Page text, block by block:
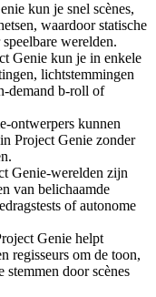
kun je snel scènes,
waardoor statische
werelden.
Genie kun je in enkele
lichtstemmingen
demand b-roll of
ontwerpers kunnen
Project Genie zonder
Genie-werelden zijn
van belichaamde
of autonome
Genie helpt
regisseurs om de toon,
stemmen door scènes